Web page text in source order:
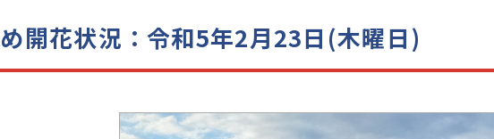
開花状況：令和5年2月23日(木曜日)